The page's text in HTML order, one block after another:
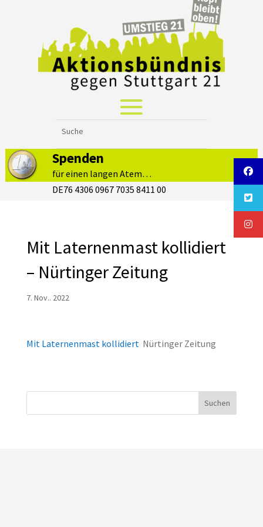
Spenden
für einen langen Atem…
DE76 4306 0967 7035 8411 00
Mit Laternenmast kollidiert
– Nürtinger Zeitung
7. Nov.. 2022
Mit Laternenmast kollidiert Nürtinger Zeitung
Suchen